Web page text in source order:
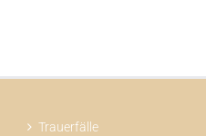
Trauerfälle